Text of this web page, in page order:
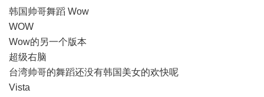
韩国帅哥舞蹈 Wow
WOW
Wow的另一个版本
超级右脑
台湾帅哥的舞蹈还没有韩国美女的欢快呢
Vista